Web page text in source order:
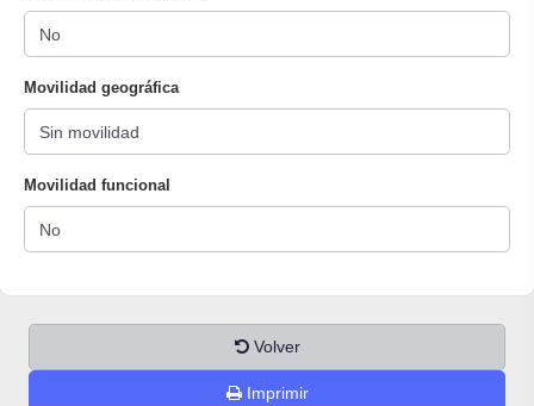
Movilidad geográfica
Movilidad funcional
Volver
Imprimir